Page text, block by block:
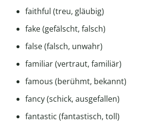
faithful (treu, gläubig)
fake (gefälscht, falsch)
false (falsch, unwahr)
familiar (vertraut, familiär)
famous (berühmt, bekannt)
fancy (schick, ausgefallen)
fantastic (fantastisch, toll)